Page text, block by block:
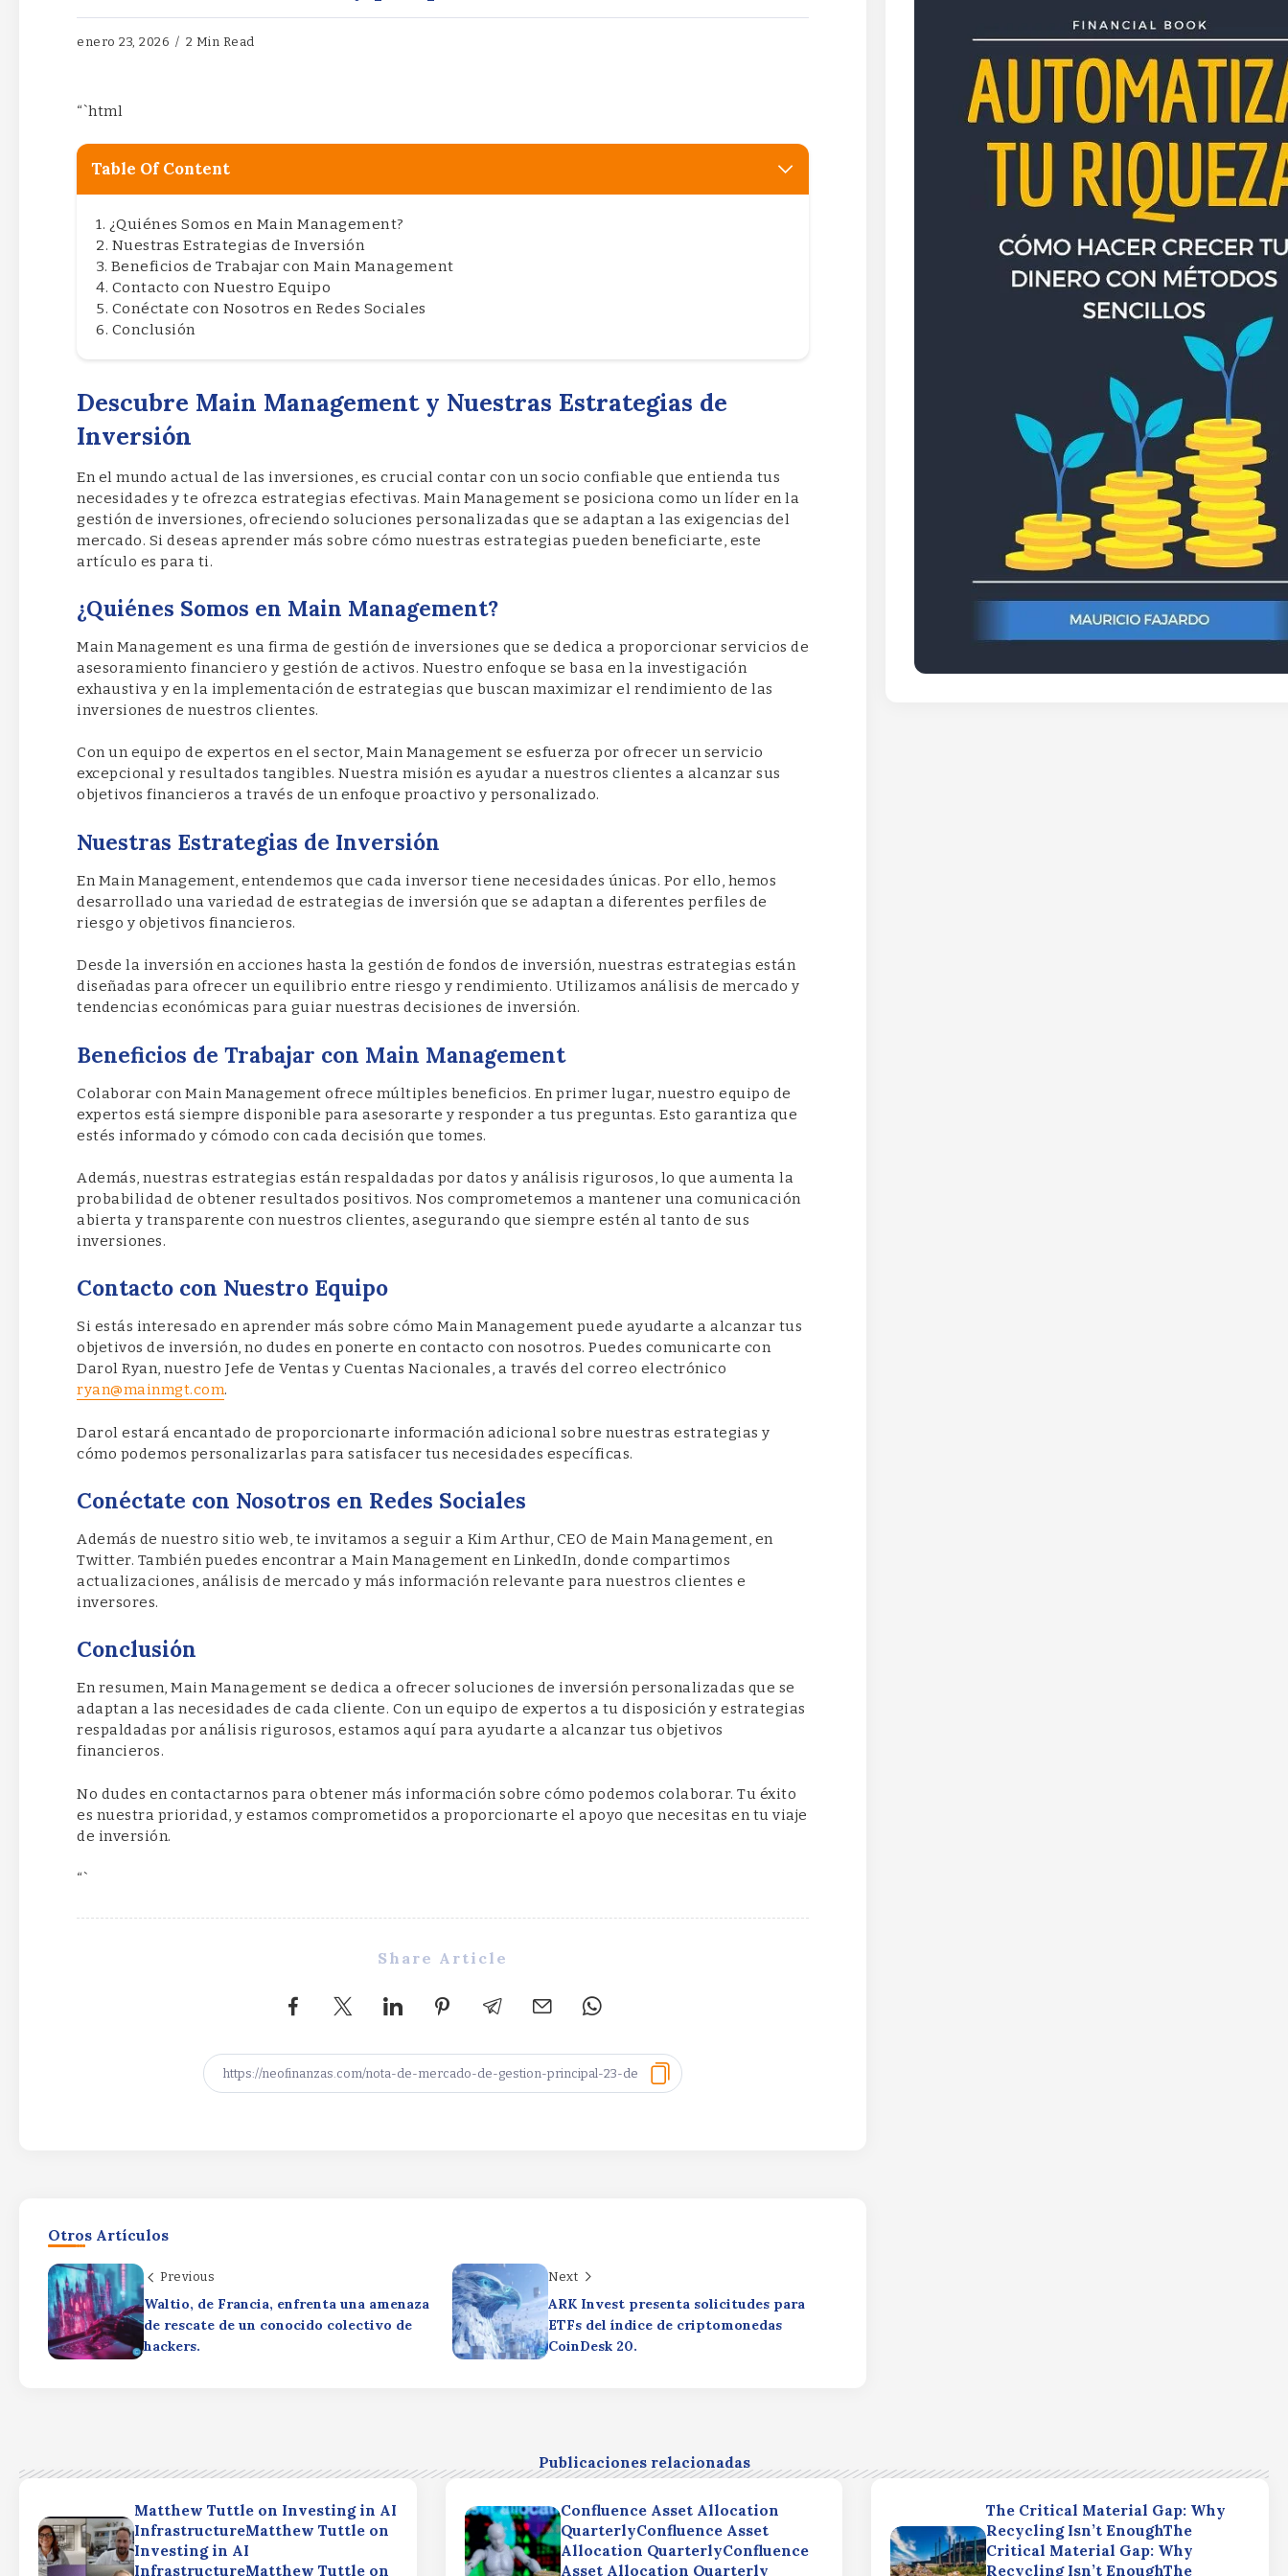
enero 23, 2026 2 Min Read
“`html
Table Of Content
¿Quiénes Somos en Main Management?
Nuestras Estrategias de Inversión
Beneficios de Trabajar con Main Management
Contacto con Nuestro Equipo
Conéctate con Nosotros en Redes Sociales
Conclusión
Descubre Main Management y Nuestras Estrategias de
Inversión
En el mundo actual de las inversiones, es crucial contar con un socio confiable que entienda tus
necesidades y te ofrezca estrategias efectivas. Main Management se posiciona como un líder en la
gestión de inversiones, ofreciendo soluciones personalizadas que se adaptan a las exigencias del
mercado. Si deseas aprender más sobre cómo nuestras estrategias pueden beneficiarte, este
artículo es para ti.
¿Quiénes Somos en Main Management?
Main Management es una firma de gestión de inversiones que se dedica a proporcionar servicios de
asesoramiento financiero y gestión de activos. Nuestro enfoque se basa en la investigación
exhaustiva y en la implementación de estrategias que buscan maximizar el rendimiento de las
inversiones de nuestros clientes.
Con un equipo de expertos en el sector, Main Management se esfuerza por ofrecer un servicio
excepcional y resultados tangibles. Nuestra misión es ayudar a nuestros clientes a alcanzar sus
objetivos financieros a través de un enfoque proactivo y personalizado.
Nuestras Estrategias de Inversión
En Main Management, entendemos que cada inversor tiene necesidades únicas. Por ello, hemos
desarrollado una variedad de estrategias de inversión que se adaptan a diferentes perfiles de
riesgo y objetivos financieros.
Desde la inversión en acciones hasta la gestión de fondos de inversión, nuestras estrategias están
diseñadas para ofrecer un equilibrio entre riesgo y rendimiento. Utilizamos análisis de mercado y
tendencias económicas para guiar nuestras decisiones de inversión.
Beneficios de Trabajar con Main Management
Colaborar con Main Management ofrece múltiples beneficios. En primer lugar, nuestro equipo de
expertos está siempre disponible para asesorarte y responder a tus preguntas. Esto garantiza que
estés informado y cómodo con cada decisión que tomes.
Además, nuestras estrategias están respaldadas por datos y análisis rigurosos, lo que aumenta la
probabilidad de obtener resultados positivos. Nos comprometemos a mantener una comunicación
abierta y transparente con nuestros clientes, asegurando que siempre estén al tanto de sus
inversiones.
Contacto con Nuestro Equipo
Si estás interesado en aprender más sobre cómo Main Management puede ayudarte a alcanzar tus
objetivos de inversión, no dudes en ponerte en contacto con nosotros. Puedes comunicarte con
Darol Ryan, nuestro Jefe de Ventas y Cuentas Nacionales, a través del correo electrónico
ryan@mainmgt.com.
Darol estará encantado de proporcionarte información adicional sobre nuestras estrategias y
cómo podemos personalizarlas para satisfacer tus necesidades específicas.
Conéctate con Nosotros en Redes Sociales
Además de nuestro sitio web, te invitamos a seguir a Kim Arthur, CEO de Main Management, en
Twitter. También puedes encontrar a Main Management en LinkedIn, donde compartimos
actualizaciones, análisis de mercado y más información relevante para nuestros clientes e
inversores.
Conclusión
En resumen, Main Management se dedica a ofrecer soluciones de inversión personalizadas que se
adaptan a las necesidades de cada cliente. Con un equipo de expertos a tu disposición y estrategias
respaldadas por análisis rigurosos, estamos aquí para ayudarte a alcanzar tus objetivos
financieros.
No dudes en contactarnos para obtener más información sobre cómo podemos colaborar. Tu éxito
es nuestra prioridad, y estamos comprometidos a proporcionarte el apoyo que necesitas en tu viaje
de inversión.
“`
Share Article
Otros Artículos
Previous
Waltio, de Francia, enfrenta una amenaza
de rescate de un conocido colectivo de
hackers.
Next
ARK Invest presenta solicitudes para
ETFs del índice de criptomonedas
CoinDesk 20.
Publicaciones relacionadas
Matthew Tuttle on Investing in AI
InfrastructureMatthew Tuttle on
Investing in AI
InfrastructureMatthew Tuttle on
Confluence Asset Allocation
QuarterlyConfluence Asset
Allocation QuarterlyConfluence
Asset Allocation Quarterly
The Critical Material Gap: Why
Recycling Isn’t EnoughThe
Critical Material Gap: Why
Recycling Isn’t EnoughThe